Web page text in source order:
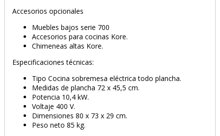
Accesorios opcionales
Muebles bajos serie 700
Accesorios para cocinas Kore.
Chimeneas altas Kore.
Especificaciones técnicas:
Tipo Cocina sobremesa eléctrica todo plancha.
Medidas de plancha 72 x 45,5 cm.
Potencia 10,4 kW.
Voltaje 400 V.
Dimensiones 80 x 73 x 29 cm.
Peso neto 85 kg.